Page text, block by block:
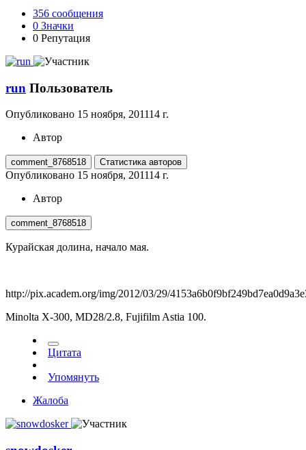
356 сообщения
0 Значки
0 Репутация
run Пользователь
Опубликовано 15 ноября, 201114 г.
Автор
comment_8768518 Статистика авторов
Опубликовано 15 ноября, 201114 г.
Автор
comment_8768518
Курайская долина, начало мая.
http://pix.academ.org/img/2012/03/29/
Minolta X-300, MD28/2.8, Fujifilm Astia 100.
Цитата
Упомянуть
Жалоба